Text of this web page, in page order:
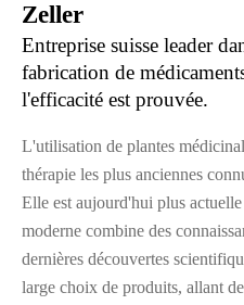
Zeller
Entreprise suisse leader
fabrication de
l'efficacité est prouvée.
L'utilisation de plantes
thérapie les plus anciennes
Elle est aujourd'hui plus
moderne combine des
dernières découvertes
large choix de produits, allant